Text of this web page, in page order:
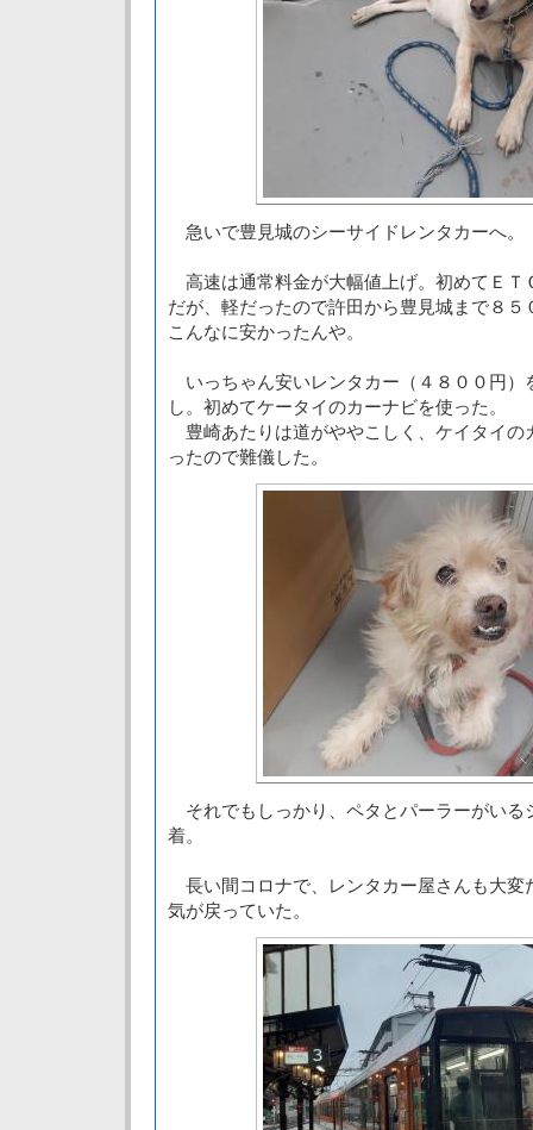
急いで豊見城のシーサイドレンタカーへ。
高速は通常料金が大幅値上げ。初めてＥＴ
だが、軽だったので許田から豊見城まで８
こんなに安かったんや。
いっちゃん安いレンタカー（４８００円）
し。初めてケータイのカーナビを使った。
豊崎あたりは道がややこしく、ケイタイの
ったので難儀した。
それでもしっかり、ペタとパーラーがいる
着。
長い間コロナで、レンタカー屋さんも大変
気が戻っていた。